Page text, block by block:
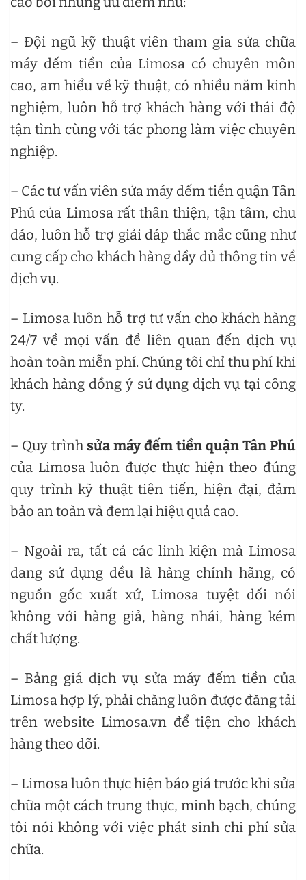
– Đội ngũ kỹ thuật viên tham gia sửa chữa
máy đếm tiền của Limosa có chuyên môn
cao, am hiểu về kỹ thuật, có nhiều năm kinh
nghiệm, luôn hỗ trợ khách hàng với thái độ
tận tình cùng với tác phong làm việc chuyên
nghiệp.
– Các tư vấn viên sửa máy đếm tiền quận Tân
Phú của Limosa rất thân thiện, tận tâm, chu
đáo, luôn hỗ trợ giải đáp thắc mắc cũng như
cung cấp cho khách hàng đầy đủ thông tin về
dịch vụ.
– Limosa luôn hỗ trợ tư vấn cho khách hàng
24/7 về mọi vấn đề liên quan đến dịch vụ
hoàn toàn miễn phí. Chúng tôi chỉ thu phí khi
khách hàng đồng ý sử dụng dịch vụ tại công
ty.
– Quy trình sửa máy đếm tiền quận Tân Phú
của Limosa luôn được thực hiện theo đúng
quy trình kỹ thuật tiên tiến, hiện đại, đảm
bảo an toàn và đem lại hiệu quả cao.
– Ngoài ra, tất cả các linh kiện mà Limosa
đang sử dụng đều là hàng chính hãng, có
nguồn gốc xuất xứ, Limosa tuyệt đối nói
không với hàng giả, hàng nhái, hàng kém
chất lượng.
– Bảng giá dịch vụ sửa máy đếm tiền của
Limosa hợp lý, phải chăng luôn được đăng tải
trên website Limosa.vn để tiện cho khách
hàng theo dõi.
– Limosa luôn thực hiện báo giá trước khi sửa
chữa một cách trung thực, minh bạch, chúng
tôi nói không với việc phát sinh chi phí sửa
chữa.